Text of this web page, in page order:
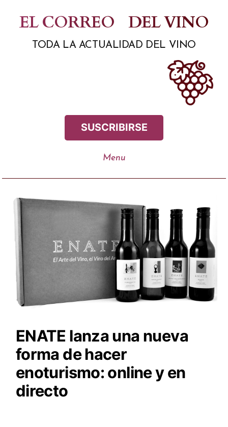
contenido
EL CORREO DEL VINO
TODA LA ACTUALIDAD DEL VINO
SUSCRIBIRSE
ENATE lanza una nueva
forma de hacer
enoturismo: online y en
directo